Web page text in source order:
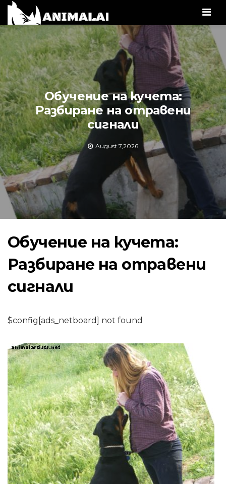
Обучение на кучета:
Разбиране на отравени
сигнали
August 7,2026
Обучение на кучета:
Разбиране на отравени
сигнали
$config[ads_netboard] not found